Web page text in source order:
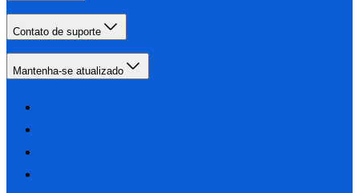
Contato de suporte
Mantenha-se atualizado